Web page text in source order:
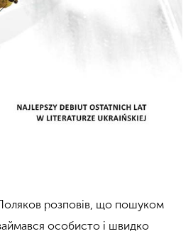
розповів, що пошуком
особисто і швидко